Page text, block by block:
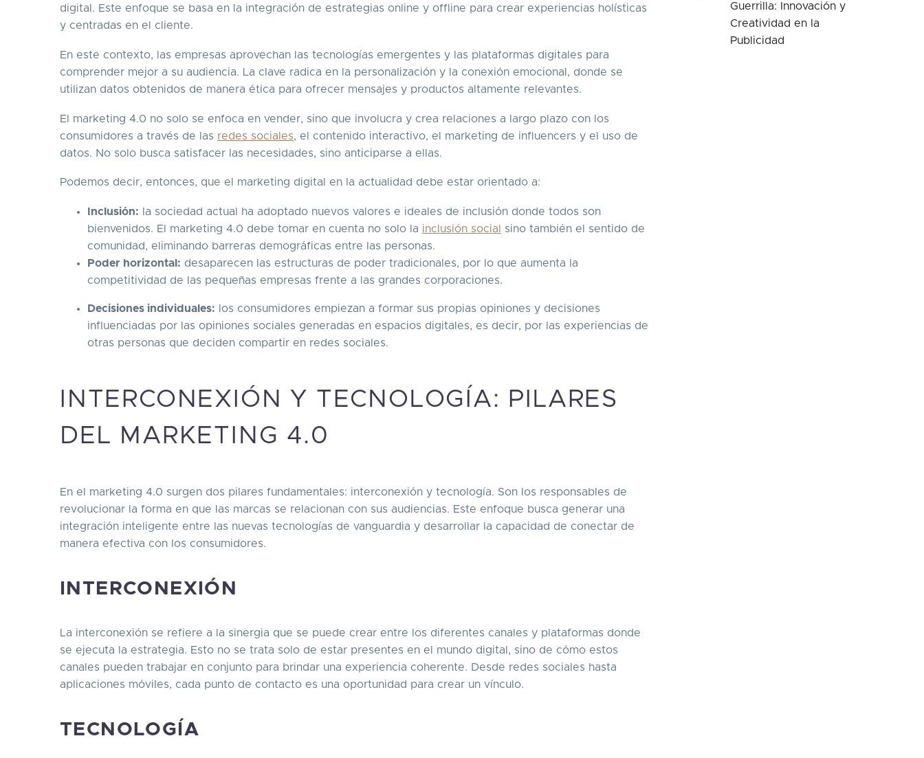
digital. Este enfoque se basa en la integración de estrategias online y offline para crear experiencias holísticas
y centradas en el cliente.
En este contexto, las empresas aprovechan las tecnologías emergentes y las plataformas digitales para
comprender mejor a su audiencia. La clave radica en la personalización y la conexión emocional, donde se
utilizan datos obtenidos de manera ética para ofrecer mensajes y productos altamente relevantes.
El marketing 4.0 no solo se enfoca en vender, sino que involucra y crea relaciones a largo plazo con los
consumidores a través de las redes sociales, el contenido interactivo, el marketing de influencers y el uso de
datos. No solo busca satisfacer las necesidades, sino anticiparse a ellas.
Podemos decir, entonces, que el marketing digital en la actualidad debe estar orientado a:
Inclusión: la sociedad actual ha adoptado nuevos valores e ideales de inclusión donde todos son
bienvenidos. El marketing 4.0 debe tomar en cuenta no solo la inclusión social
sino también el sentido de
comunidad, eliminando barreras demográficas entre las personas.
Poder horizontal: desaparecen las estructuras de poder tradicionales, por lo que aumenta la
competitividad de las pequeñas empresas frente a las grandes corporaciones.
Decisiones individuales: los consumidores empiezan a formar sus propias opiniones y decisiones
influenciadas por las opiniones sociales generadas en espacios digitales, es decir, por las experiencias de
otras personas que deciden compartir en redes sociales.
INTERCONEXIÓN Y TECNOLOGÍA: PILARES
DEL MARKETING 4.0
En el marketing 4.0 surgen dos pilares fundamentales: interconexión y tecnología. Son los responsables de
revolucionar la forma en que las marcas se relacionan con sus audiencias. Este enfoque busca generar una
integración inteligente entre las nuevas tecnologías de vanguardia y desarrollar la capacidad de conectar de
manera efectiva con los consumidores.
INTERCONEXIÓN
La interconexión se refiere a la sinergia que se puede crear entre los diferentes canales y plataformas donde
se ejecuta la estrategia. Esto no se trata solo de estar presentes en el mundo digital, sino de cómo estos
canales pueden trabajar en conjunto para brindar una experiencia coherente. Desde redes sociales hasta
aplicaciones móviles, cada punto de contacto es una oportunidad para crear un vínculo.
TECNOLOGÍA
Guerrilla: Innovación y
Creatividad en la
Publicidad